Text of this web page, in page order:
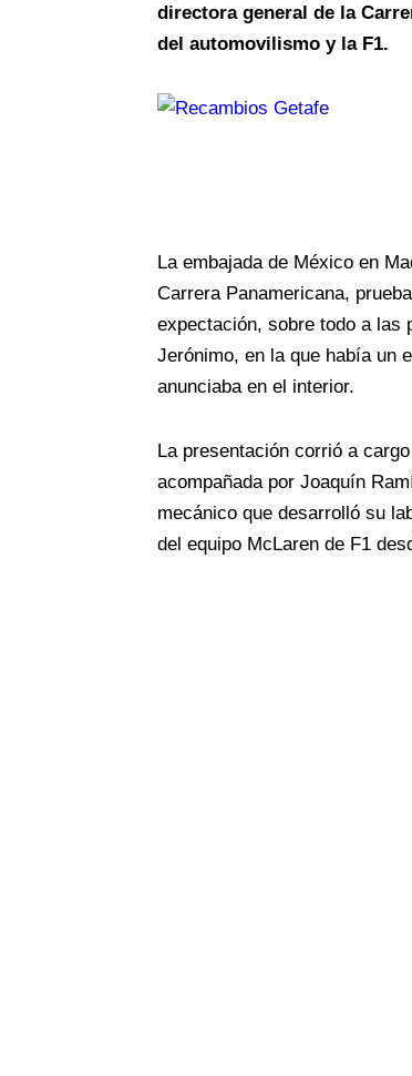
directora general de la
del automovilismo y la F1.
La embajada de México en
Carrera Panamericana,
expectación, sobre todo a las
Jerónimo, en la que había un
anunciaba en el interior.
La presentación corrió a
acompañada por Joaquín
mecánico que desarrolló su
del equipo McLaren de F1